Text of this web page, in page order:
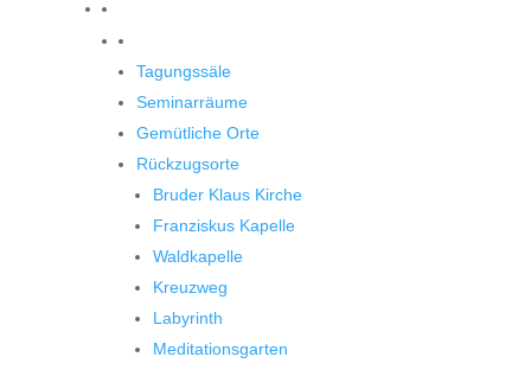
Tagungssäle
Seminarräume
Gemütliche Orte
Rückzugsorte
Bruder Klaus Kirche
Franziskus Kapelle
Waldkapelle
Kreuzweg
Labyrinth
Meditationsgarten